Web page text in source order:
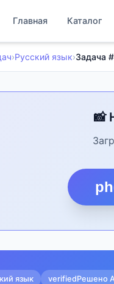
Главная Каталог
›Русский язык›Задача
📸
язык verifiedРешено